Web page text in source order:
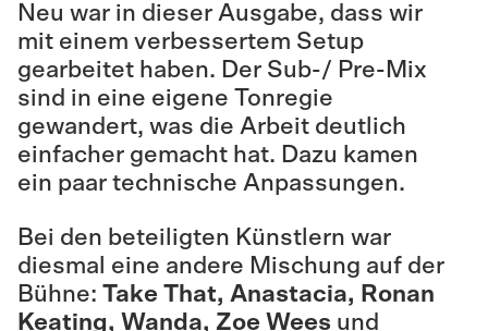
Neu war in dieser Ausgabe, dass wir
mit einem verbessertem Setup
gearbeitet haben. Der Sub-/ Pre-Mix
sind in eine eigene Tonregie
gewandert, was die Arbeit deutlich
einfacher gemacht hat. Dazu kamen
ein paar technische Anpassungen.
Bei den beteiligten Künstlern war
diesmal eine andere Mischung auf der
Bühne: Take That, Anastacia, Ronan
Keating, Wanda, Zoe Wees und